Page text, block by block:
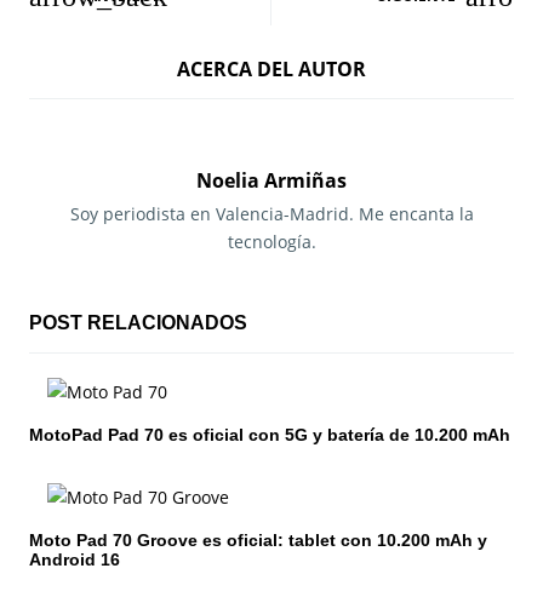
i
n
d
e
e
ACERCA DEL AUTOR
Noelia Armiñas
Soy periodista en Valencia-Madrid. Me encanta la
tecnología.
POST RELACIONADOS
MotoPad Pad 70 es oficial con 5G y batería de 10.200 mAh
Moto Pad 70 Groove es oficial: tablet con 10.200 mAh y
Android 16